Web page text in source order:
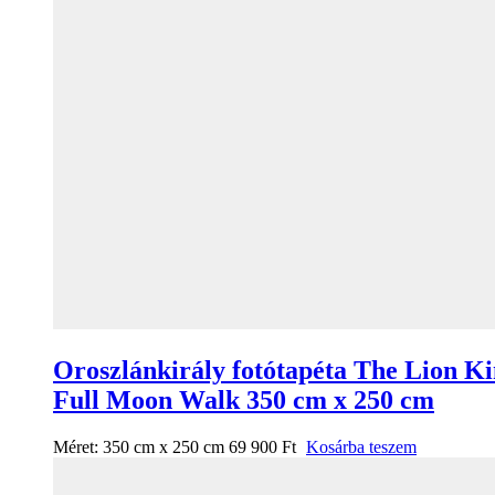
Oroszlánkirály fotótapéta The Lion
Full Moon Walk 350 cm x 250 cm
Méret: 350 cm x 250 cm 69 900 Ft Kosárba teszem